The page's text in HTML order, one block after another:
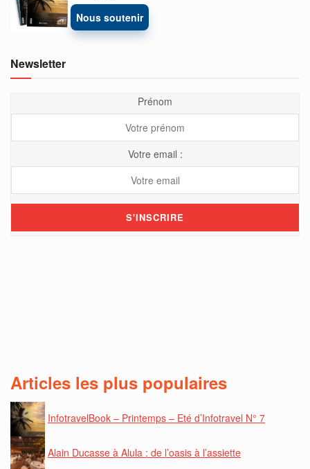
Nous soutenir
Newsletter
Prénom
Votre email :
Articles les plus populaires
InfotravelBook – Printemps – Eté d’Infotravel N° 7
Alain Ducasse à Alula : de l’oasis à l’assiette